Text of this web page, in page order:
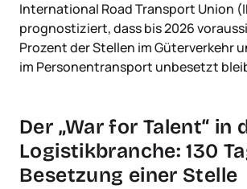
International Road Transport Union
prognostiziert, dass bis 2026
Prozent der Stellen im Güterverkehr
im Personentransport unbesetzt
Der „War for Talent“ in
Logistikbranche: 130
Besetzung einer Stelle